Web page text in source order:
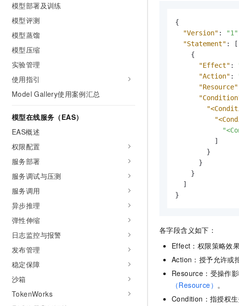
模型部署及训练
模型评测
模型蒸馏
模型压缩
实验管理
使用指引
Model Gallery使用案例汇总
模型在线服务（EAS）
EAS概述
权限配置
服务部署
服务调试与压测
服务调用
异步推理
弹性伸缩
日志监控与报警
发布管理
稳定保障
沙箱
TokenWorks
{
"Version" : "1"
"Statement" :
[
{
"Effect" :
"Action" :
"Resource"
]
}
}
}
]
}
各字段含义如下：
Effect：权限策略效
Action：授予允许或
Resource：受操作
（Resource） 。
Condition：指授权
千问AI平台-Token Plan
千问AI平台-模型体验
在线体验全尺寸、多种模态的模
Happy 系列大模型
快速部署 Dify，高效搭建 AI 应用
10 分钟在聊天系统中增加一个
大数据计算
媒体服务
企业服务与云通信
域名与网站
终端用户计算
Serverless
开发工具
迁移与运维管理
专有云
上云与迁云
企业出海
政企业务
大模型ACA认证体验
助力企业全员 AI 认知与能力提升
生态解决方案
行业生态解决方案
开发者生态解决方案
AI 开发和 AI 应用解决方案